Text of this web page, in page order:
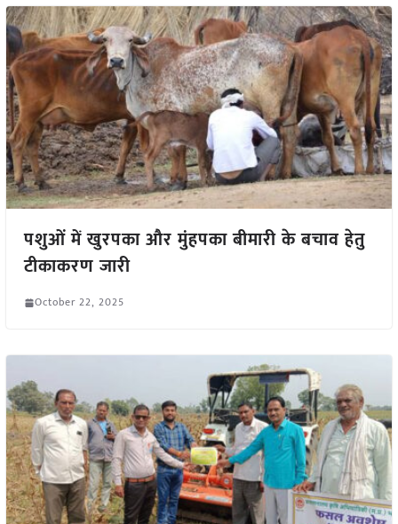
पशुओं में खुरपका और मुंहपका बीमारी के बचाव हेतु
टीकाकरण जारी
October 22, 2025